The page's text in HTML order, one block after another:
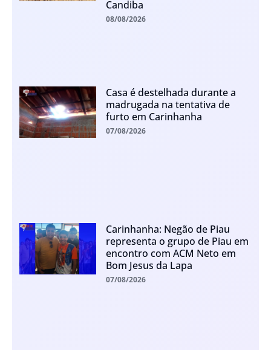
Candiba
08/08/2026
Casa é destelhada durante a
madrugada na tentativa de
furto em Carinhanha
07/08/2026
Carinhanha: Negão de Piau
representa o grupo de Piau em
encontro com ACM Neto em
Bom Jesus da Lapa
07/08/2026